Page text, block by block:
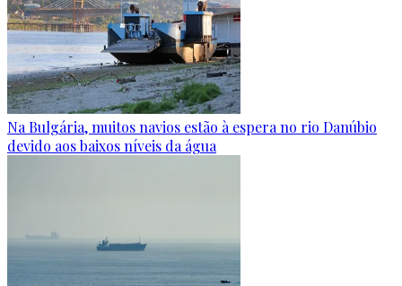
Na Bulgária, muitos navios estão à espera no rio Danúbio
devido aos baixos níveis da água